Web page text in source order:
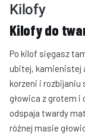
Kilofy
Kilofy do
Po kilof sięgasz
ubitej, kamienistej
korzeni i rozbijaniu
głowica z grotem i
odspaja twardy
różnej masie